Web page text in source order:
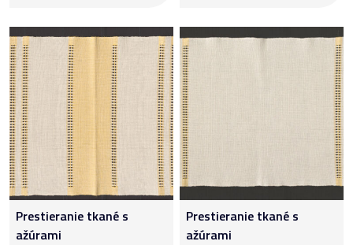
Prestieranie tkané s
ažúrami
Prestieranie tkané s
ažúrami